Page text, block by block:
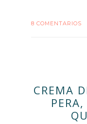
8 COMENTARIOS
CREMA